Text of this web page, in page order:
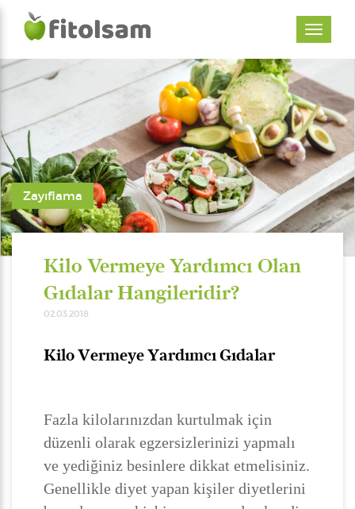
Zayıflama
Kilo Vermeye Yardımcı Olan
Gıdalar Hangileridir?
02.03.2018
Kilo Vermeye Yardımcı Gıdalar
Fazla kilolarınızdan kurtulmak için
düzenli olarak egzersizlerinizi yapmalı
ve yediğiniz besinlere dikkat etmelisiniz.
Genellikle diyet yapan kişiler diyetlerini